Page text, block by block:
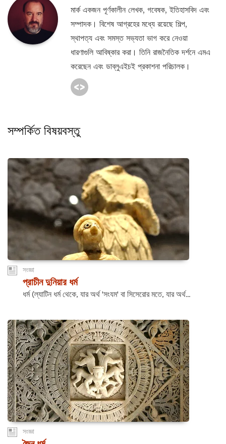
মার্ক একজন পূর্ণকালীন লেখক, গবেষক, ইতিহাসবিদ এবং
সম্পাদক। বিশেষ আগ্রহের মধ্যে রয়েছে শিল্প,
স্থাপত্য এবং সমস্ত সভ্যতা ভাগ করে নেওয়া
ধারণাগুলি আবিষ্কার করা। তিনি রাজনৈতিক দর্শনে এমএ
করেছেন এবং ডাব্লুএইচই প্রকাশনা পরিচালক।
সম্পর্কিত বিষয়বস্তু
সংজ্ঞা
প্রাচীন দুনিয়ার ধর্ম
ধর্ম (ল্যাটিন ধর্ম থেকে, যার অর্থ 'সংযম' বা সিসেরোর মতে, যার অর্থ...
সংজ্ঞা